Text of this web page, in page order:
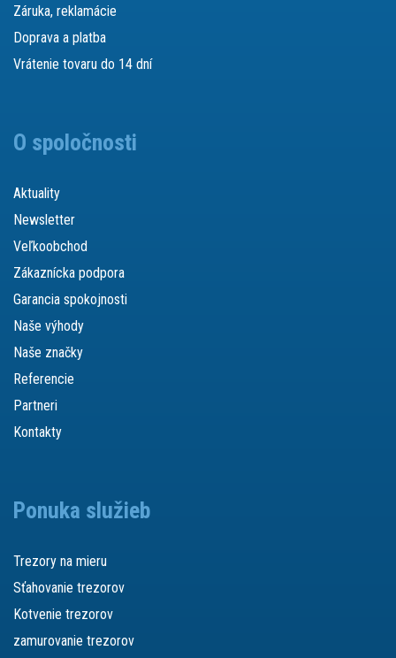
Záruka, reklamácie
Doprava a platba
Vrátenie tovaru do 14 dní
O spoločnosti
Aktuality
Newsletter
Veľkoobchod
Zákaznícka podpora
Garancia spokojnosti
Naše výhody
Naše značky
Referencie
Partneri
Kontakty
Ponuka služieb
Trezory na mieru
Sťahovanie trezorov
Kotvenie trezorov
zamurovanie trezorov